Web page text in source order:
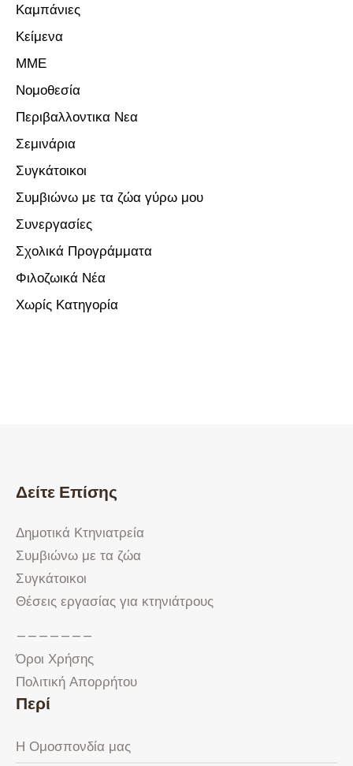
Καμπάνιες
Κείμενα
ΜΜΕ
Νομοθεσία
Περιβαλλοντικα Νεα
Σεμινάρια
Συγκάτοικοι
Συμβιώνω με τα ζώα γύρω μου
Συνεργασίες
Σχολικά Προγράμματα
Φιλοζωικά Νέα
Χωρίς Κατηγορία
Δείτε Επίσης
Δημοτικά Κτηνιατρεία
Συμβιώνω με τα ζώα
Συγκάτοικοι
Θέσεις εργασίας για κτηνιάτρους
———————
Όροι Χρήσης
Πολιτική Απορρήτου
Περί
Η Ομοσπονδία μας